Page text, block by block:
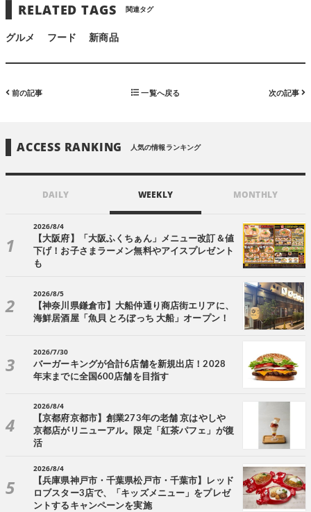
RELATED TAGS 関連タグ
グルメ フード 新商品
前の記事 一覧へ戻る 次の記事
ACCESS RANKING 人気の情報ランキング
DAILY WEEKLY MONTHLY
2026/8/4
【大阪府】「大阪ふくちぁん」メニュー改訂＆値
下げ！お子さまラーメン無料やアイスプレゼント
も
2026/8/5
【神奈川県鎌倉市】大船仲通り商店街エリアに、
海鮮居酒屋「魚貝 とろぼっち 大船」オープン！
2026/7/30
バーガーキングが合計6店舗を新規出店！2028
年末までに全国600店舗を目指す
2026/8/4
【京都府京都市】創業273年の老舗 京はやしや
京都店がリニューアル。限定「紅茶パフェ」が復
活
2026/8/4
【兵庫県神戸市・千葉県松戸市・千葉市】レッド
ロブスター3店で、「キッズメニュー」をプレゼ
ントするキャンペーンを実施